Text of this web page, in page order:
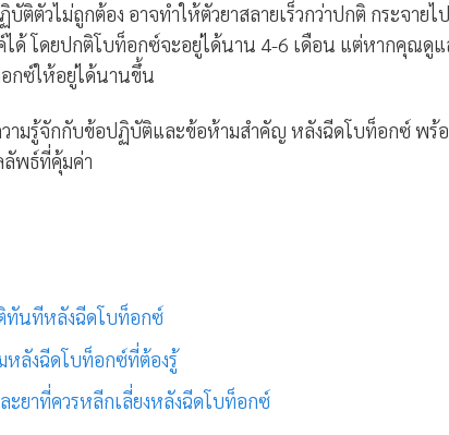
ติตัวไม่ถูกต้อง อาจทำให้ตัวยาสลายเร็วกว่าปกติ กระจาย
ได้ โดยปกติโบท็อกซ์จะอยู่ได้นาน 4-6 เดือน แต่หากคุณดูแ
อกซ์ให้อยู่ได้นานขึ้น
ามรู้จักกับข้อปฏิบัติและข้อห้ามสำคัญ หลังฉีดโบท็อกซ์พร้
ลัพธ์ที่คุ้มค่า
ทันทีหลังฉีดโบท็อกซ์
หลังฉีดโบท็อกซ์ที่ต้องรู้
ะยาที่ควรหลีกเลี่ยงหลังฉีดโบท็อกซ์